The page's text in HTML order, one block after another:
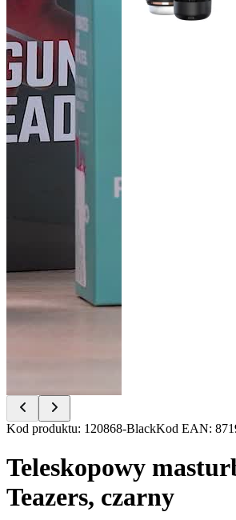
Item
of
Kod produktu: 120868-BlackKod EAN:
Teleskopowy
Teazers, czarny